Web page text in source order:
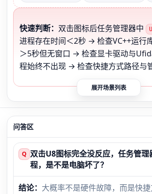
快速判断： 双击图标后任务管理器中
进程存在时间＜2秒 → 检查VC++运行
＞5秒但无窗口 → 检查显卡驱动与
程始终不出现 → 检查快捷方式路径与
展开场景列表
问答区
Q 双击U8图标完全没反应，任务管理
程，是不是电脑坏了？
结论： 大概率不是硬件故障，而是快